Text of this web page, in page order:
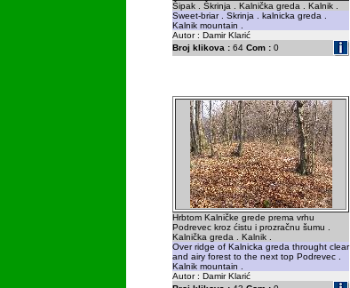
Šipak . Škrinja . Kalnička greda . Kalnik .
Sweet-briar . Skrinja . kalnicka greda .
Kalnik mountain .
Autor : Damir Klarić
Broj klikova : 64 Com : 0
Hrbtom Kalničke grede prema vrhu
Podrevec kroz ćistu i prozračnu šumu .
Kalnička greda . Kalnik .
Over ridge of Kalnicka greda throught clear
and airy forest to the next top Podrevec .
Kalnik mountain .
Autor : Damir Klarić